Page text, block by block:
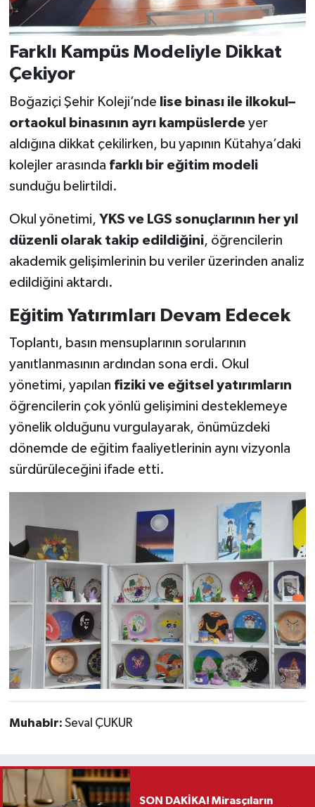
Farklı Kampüs Modeliyle Dikkat
Çekiyor
Boğaziçi Şehir Koleji’nde lise binası ile ilkokul–
ortaokul binasının ayrı kampüslerdeyer
aldığına dikkat çekilirken, bu yapının Kütahya’daki
kolejler arasında farklı bir eğitim modeli
sunduğu belirtildi.
Okul yönetimi, YKS ve LGS sonuçlarının her yıl
düzenli olarak takip edildiğini, öğrencilerin
akademik gelişimlerinin bu veriler üzerinden analiz
edildiğini aktardı.
Eğitim Yatırımları Devam Edecek
Toplantı, basın mensuplarının sorularının
yanıtlanmasının ardından sona erdi. Okul
yönetimi, yapılan fiziki ve eğitsel yatırımların
öğrencilerin çok yönlü gelişimini desteklemeye
yönelik olduğunu vurgulayarak, önümüzdeki
dönemde de eğitim faaliyetlerinin aynı vizyonla
sürdürüleceğini ifade etti.
Muhabir: Seval ÇUKUR
SON DAKİKA! Mirasçıların